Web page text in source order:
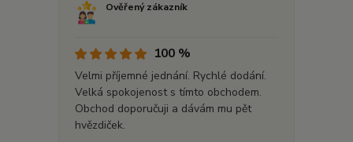
Ověřený zákazník
100 %
Velmi příjemné jednání. Rychlé dodání.
Velká spokojenost s tímto obchodem.
Obchod doporučuji a dávám mu pět
hvězdiček.